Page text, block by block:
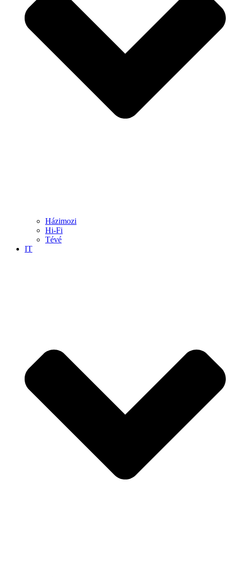
Házimozi
Hi-Fi
Tévé
IT